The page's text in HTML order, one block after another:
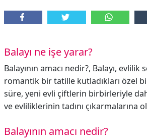
Balayı ne işe yarar?
Balayının amacı nedir?, Balayı, evlilik
romantik bir tatille kutladıkları özel
süre, yeni evli çiftlerin birbirleriyle
ve evliliklerinin tadını çıkarmalarına
Balayının amacı nedir?